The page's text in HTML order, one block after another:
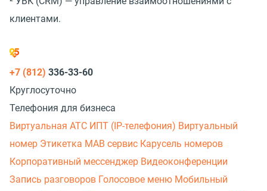
клиентами.
+7 (812) 336-33-60
Круглосуточно
Телефония для бизнеса
Виртуальная АТС ИПТ (IP-телефония) Виртуальный
номер Этикетка МАВ сервис Карусель номеров
Корпоративный мессенджер Видеоконференции
Запись разговоров Голосовое меню Мобильный